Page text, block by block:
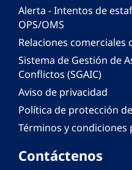
Alerta - Intentos de
OPS/OMS
Relaciones comerciales
Sistema de Gestión de
Conflictos (SGAIC)
Aviso de privacidad
Política de protección
Términos y condiciones
Contáctenos